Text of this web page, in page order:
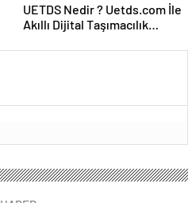
UETDS Nedir ? Uetds.com İle
Akıllı Dijital Taşımacılık